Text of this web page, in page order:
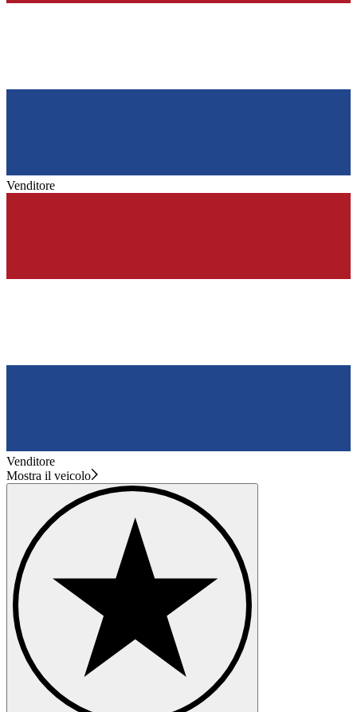
Venditore
Venditore
Mostra il veicolo